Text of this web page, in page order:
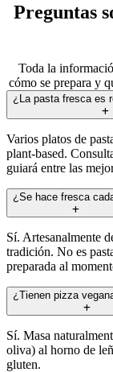
Preguntas
Toda la
cómo se prepara y
¿La pasta fresca es
Varios platos de
plant-based.
guiará entre las
¿Se hace fresca
Sí. Artesanalmente
tradición. No es
preparada al
¿Tienen pizza
Sí. Masa
oliva) al horno de
gluten.